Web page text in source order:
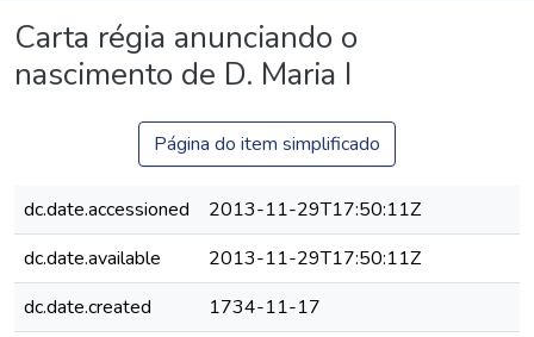
Estatísticas
Carta régia anunciando o
nascimento de D. Maria I
Página do item simplificado
dc.date.accessioned
2013-11-29T17:50:11Z
dc.date.available
2013-11-29T17:50:11Z
dc.date.created
1734-11-17